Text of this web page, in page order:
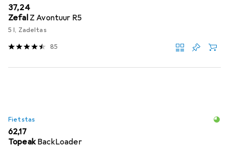
EUR
37,24
Zefal Z Avontuur R5
5 l, Zadeltas
85
Fietstas
EUR
62,17
Topeak BackLoader